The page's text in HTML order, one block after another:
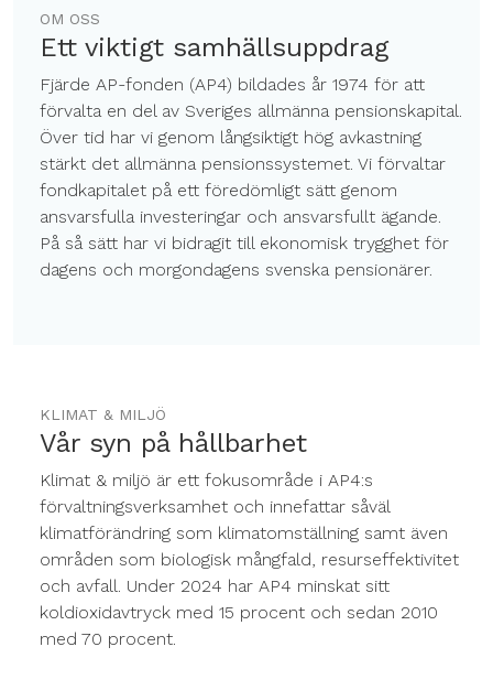
OM OSS
Ett viktigt samhällsuppdrag
Fjärde AP-fonden (AP4) bildades år 1974 för att
förvalta en del av Sveriges allmänna pensionskapital.
Över tid har vi genom långsiktigt hög avkastning
stärkt det allmänna pensionssystemet. Vi förvaltar
fondkapitalet på ett föredömligt sätt genom
ansvarsfulla investeringar och ansvarsfullt ägande.
På så sätt har vi bidragit till ekonomisk trygghet för
dagens och morgondagens svenska pensionärer.
KLIMAT & MILJÖ
Vår syn på hållbarhet
Klimat & miljö är ett fokusområde i AP4:s
förvaltningsverksamhet och innefattar såväl
klimatförändring som klimatomställning samt även
områden som biologisk mångfald, resurseffektivitet
och avfall. Under 2024 har AP4 minskat sitt
koldioxidavtryck med 15 procent och sedan 2010
med 70 procent.